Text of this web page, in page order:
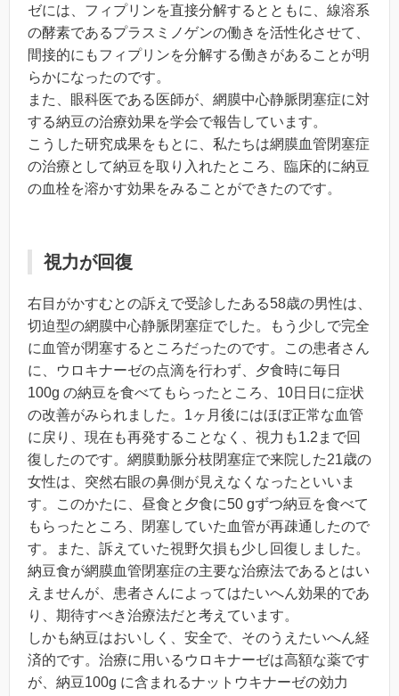
ゼには、フィプリンを直接分解するとともに、線溶系
の酵素であるプラスミノゲンの働きを活性化させて、
間接的にもフィプリンを分解する働きがあることが明
らかになったのです。
また、眼科医である医師が、網膜中心静脈閉塞症に対
する納豆の治療効果を学会で報告しています。
こうした研究成果をもとに、私たちは網膜血管閉塞症
の治療として納豆を取り入れたところ、臨床的に納豆
の血栓を溶かす効果をみることができたのです。
視力が回復
右目がかすむとの訴えで受診したある58歳の男性は、
切迫型の網膜中心静脈閉塞症でした。もう少しで完全
に血管が閉塞するところだったのです。この患者さん
に、ウロキナーゼの点滴を行わず、夕食時に毎日
100g の納豆を食べてもらったところ、10日日に症状
の改善がみられました。1ヶ月後にはほぼ正常な血管
に戻り、現在も再発することなく、視力も1.2まで回
復したのです。網膜動脈分枝閉塞症で来院した21歳の
女性は、突然右眼の鼻側が見えなくなったといいま
す。このかたに、昼食と夕食に50 gずつ納豆を食べて
もらったところ、閉塞していた血管が再疎通したので
す。また、訴えていた視野欠損も少し回復しました。
納豆食が網膜血管閉塞症の主要な治療法であるとはい
えませんが、患者さんによってはたいへん効果的であ
り、期待すべき治療法だと考えています。
しかも納豆はおいしく、安全で、そのうえたいへん経
済的です。治療に用いるウロキナーゼは高額な薬です
が、納豆100g に含まれるナットウキナーゼの効力